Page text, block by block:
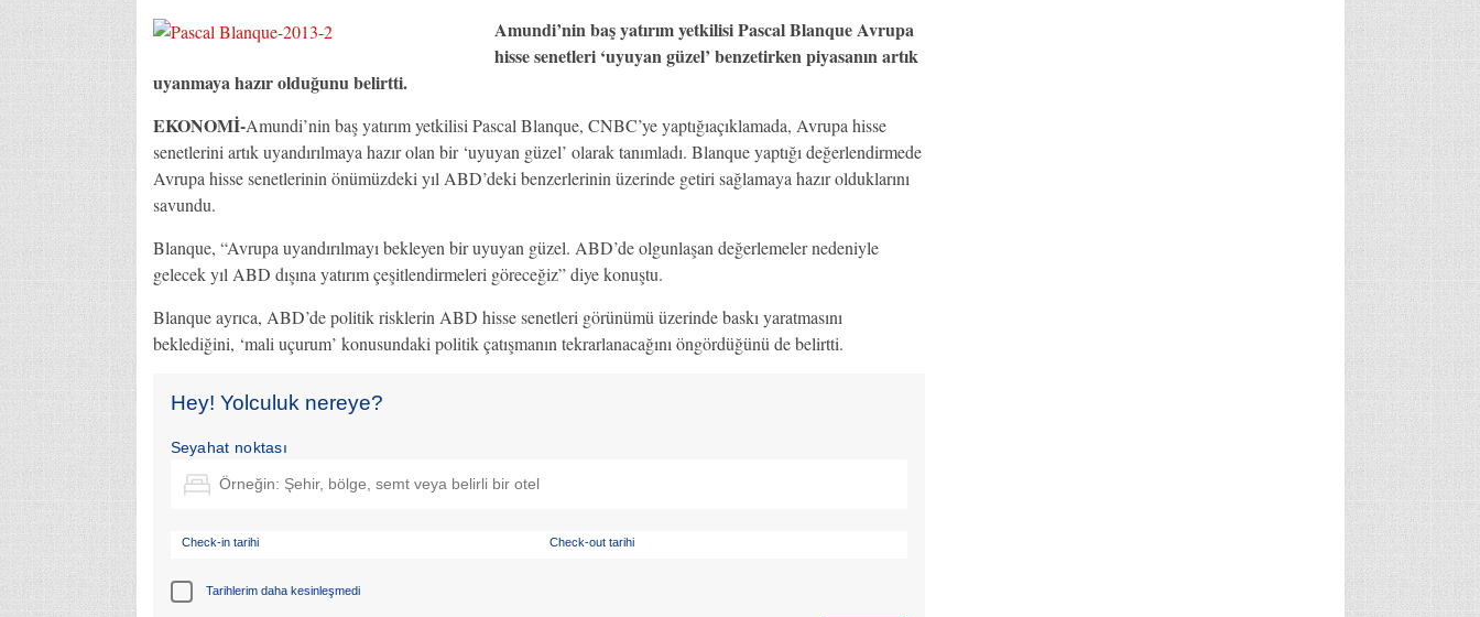
Amundi’nin baş yatırım yetkilisi Pascal Blanque Avrupa
hisse senetleri ‘uyuyan güzel’ benzetirken piyasanın artık
uyanmaya hazır olduğunu belirtti.
EKONOMİ-Amundi’nin baş yatırım yetkilisi Pascal Blanque, CNBC’ye yaptığıaçıklamada, Avrupa hisse
senetlerini artık uyandırılmaya hazır olan bir ‘uyuyan güzel’ olarak tanımladı. Blanque yaptığı değerlendirmede
Avrupa hisse senetlerinin önümüzdeki yıl ABD’deki benzerlerinin üzerinde getiri sağlamaya hazır olduklarını
savundu.
Blanque, “Avrupa uyandırılmayı bekleyen bir uyuyan güzel. ABD’de olgunlaşan değerlemeler nedeniyle
gelecek yıl ABD dışına yatırım çeşitlendirmeleri göreceğiz” diye konuştu.
Blanque ayrıca, ABD’de politik risklerin ABD hisse senetleri görünümü üzerinde baskı yaratmasını
beklediğini, ‘mali uçurum’ konusundaki politik çatışmanın tekrarlanacağını öngördüğünü de belirtti.
Hey! Yolculuk nereye?
Seyahat noktası
Check-in tarihi Check-out tarihi
Tarihlerim daha kesinleşmedi